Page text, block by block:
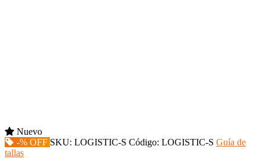
Nuevo
-% OFF SKU: LOGISTIC-S Código: LOGISTIC-S Guía de
tallas